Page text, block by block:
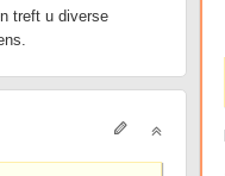
treft u diverse